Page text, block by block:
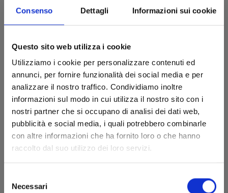
Consenso Dettagli Informazioni sui cookie
Questo sito web utilizza i cookie
Utilizziamo i cookie per personalizzare contenuti ed
annunci, per fornire funzionalità dei social media e per
analizzare il nostro traffico. Condividiamo inoltre
informazioni sul modo in cui utilizza il nostro sito con i
nostri partner che si occupano di analisi dei dati web,
pubblicità e social media, i quali potrebbero combinarle
con altre informazioni che ha fornito loro o che hanno
raccolto dal suo utilizzo dei loro servizi.
delNecessari
FOUR KNIGHTS OF THE APOCALYPSE n. 19